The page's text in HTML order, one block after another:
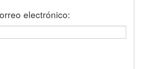
electrónico: